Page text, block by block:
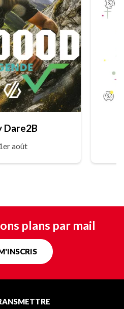
Dare2B
août
plans par mail